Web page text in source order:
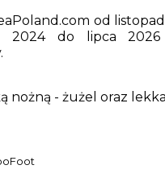
od
2024 do lipca
nożną - żużel oraz